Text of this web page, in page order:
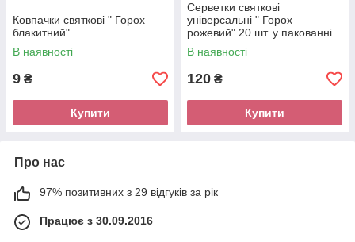
Ковпачки святкові " Горох
блакитний"
В наявності
9 ₴
Купити
Серветки святкові
універсальні " Горох
рожевий" 20 шт. у пакованні
В наявності
120 ₴
Купити
Про нас
97% позитивних з 29 відгуків за рік
Працює з 30.09.2016